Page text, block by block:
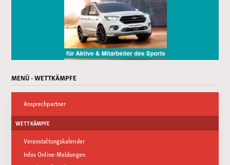
MENÜ - WETTKÄMPFE
Ansprechpartner
WETTKÄMPFE
Veranstaltungskalender
Infos Online-Meldungen